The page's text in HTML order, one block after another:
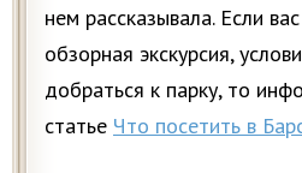
нем рассказывала. Если
обзорная экскурсия,
добраться к парку, то
статье Что посетить в